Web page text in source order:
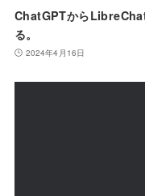
ChatGPTから
る。
2024年4月16日